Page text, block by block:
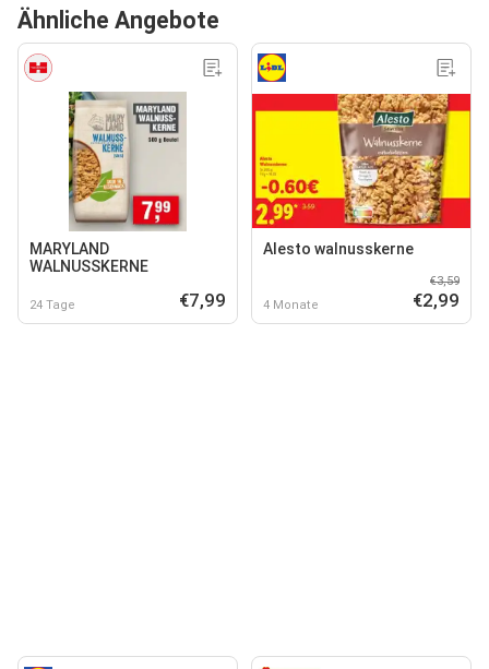
Ähnliche Angebote
MARYLAND
WALNUSSKERNE
24 Tage €7,99
Alesto walnusskerne
4 Monate
€3,59
€2,99